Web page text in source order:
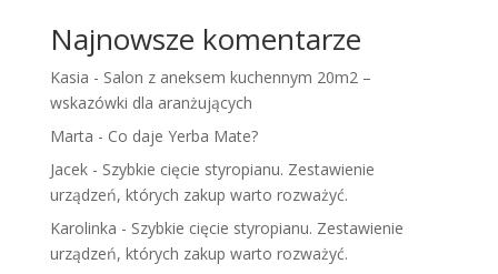
Najnowsze komentarze
Kasia - Salon z aneksem kuchennym 20m2 –
wskazówki dla aranżujących
Marta - Co daje Yerba Mate?
Jacek- Szybkie cięcie styropianu. Zestawienie
urządzeń, których zakup warto rozważyć.
Karolinka - Szybkie cięcie styropianu. Zestawienie
urządzeń, których zakup warto rozważyć.